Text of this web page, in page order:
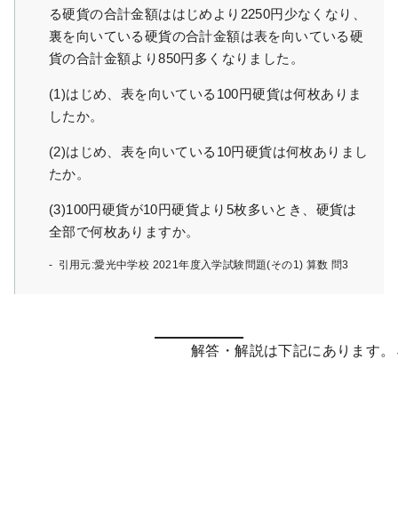
る硬貨の合計金額ははじめより2250円少なくなり、
裏を向いている硬貨の合計金額は表を向いている硬
貨の合計金額より850円多くなりました。
(1)はじめ、表を向いている100円硬貨は何枚ありま
したか。
(2)はじめ、表を向いている10円硬貨は何枚ありまし
たか。
(3)100円硬貨が10円硬貨より5枚多いとき、硬貨は
全部で何枚ありますか。
引用元:愛光中学校 2021年度入学試験問題(その1) 算数 問3